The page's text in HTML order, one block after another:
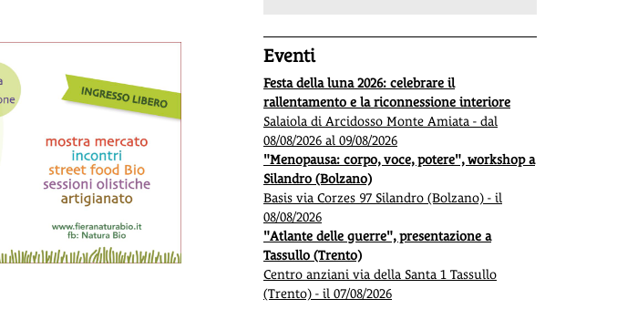
Eventi
Festa della luna 2026: celebrare il
rallentamento e la riconnessione interiore
Salaiola di Arcidosso Monte Amiata - dal
08/08/2026 al 09/08/2026
"Menopausa: corpo, voce, potere", workshop a
Silandro (Bolzano)
Basis via Corzes 97 Silandro (Bolzano) - il
08/08/2026
"Atlante delle guerre", presentazione a
Tassullo (Trento)
Centro anziani via della Santa 1 Tassullo
(Trento) - il 07/08/2026